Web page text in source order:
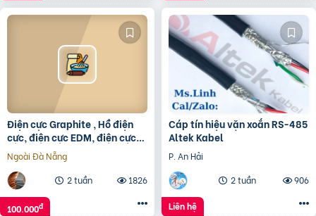
Điện cực Graphite , Hồ điện
cực, điện cực EDM, điện cực
than chì, bột Graphite
Ngoài Đà Nẵng
2 tuần
1826
100.000đ
Cáp tín hiệu vặn xoắn RS-485
Altek Kabel
P. An Hải
2 tuần
906
Liên hệ